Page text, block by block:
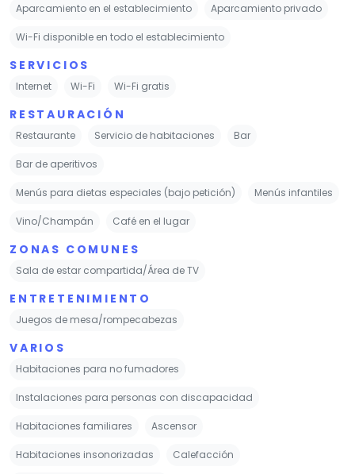
Aparcamiento en el establecimiento Aparcamiento privado
Wi-Fi disponible en todo el establecimiento
SERVICIOS
Internet Wi-Fi Wi-Fi gratis
RESTAURACIÓN
Restaurante Servicio de habitaciones Bar
Bar de aperitivos
Menús para dietas especiales (bajo petición) Menús infantiles
Vino/Champán Café en el lugar
ZONAS COMUNES
Sala de estar compartida/Área de TV
ENTRETENIMIENTO
Juegos de mesa/rompecabezas
VARIOS
Habitaciones para no fumadores
Instalaciones para personas con discapacidad
Habitaciones familiares Ascensor
Habitaciones insonorizadas Calefacción